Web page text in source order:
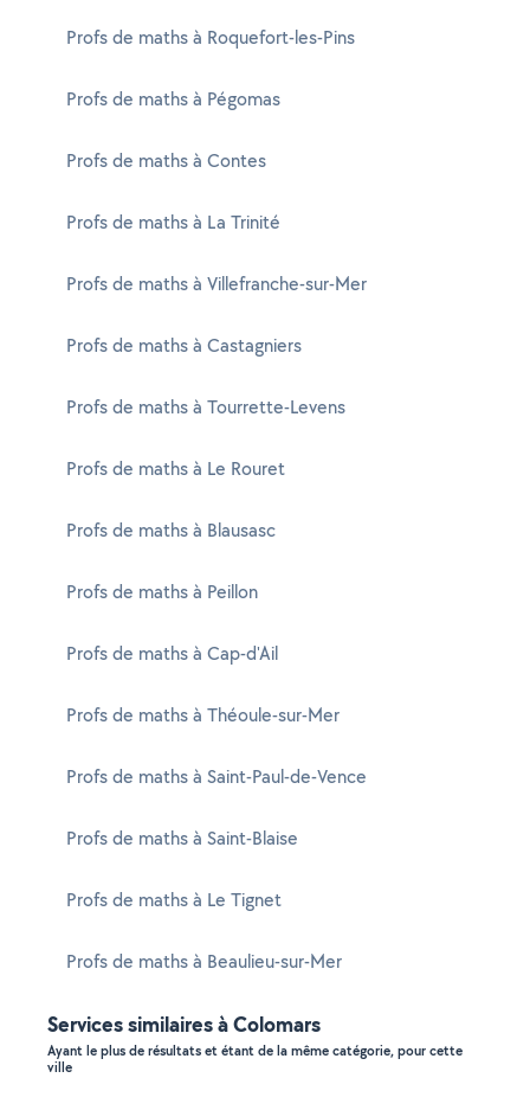
Profs de maths à Roquefort-les-Pins
Profs de maths à Pégomas
Profs de maths à Contes
Profs de maths à La Trinité
Profs de maths à Villefranche-sur-Mer
Profs de maths à Castagniers
Profs de maths à Tourrette-Levens
Profs de maths à Le Rouret
Profs de maths à Blausasc
Profs de maths à Peillon
Profs de maths à Cap-d'Ail
Profs de maths à Théoule-sur-Mer
Profs de maths à Saint-Paul-de-Vence
Profs de maths à Saint-Blaise
Profs de maths à Le Tignet
Profs de maths à Beaulieu-sur-Mer
Services similaires à Colomars
Ayant le plus de résultats et étant de la même catégorie, pour cette
ville